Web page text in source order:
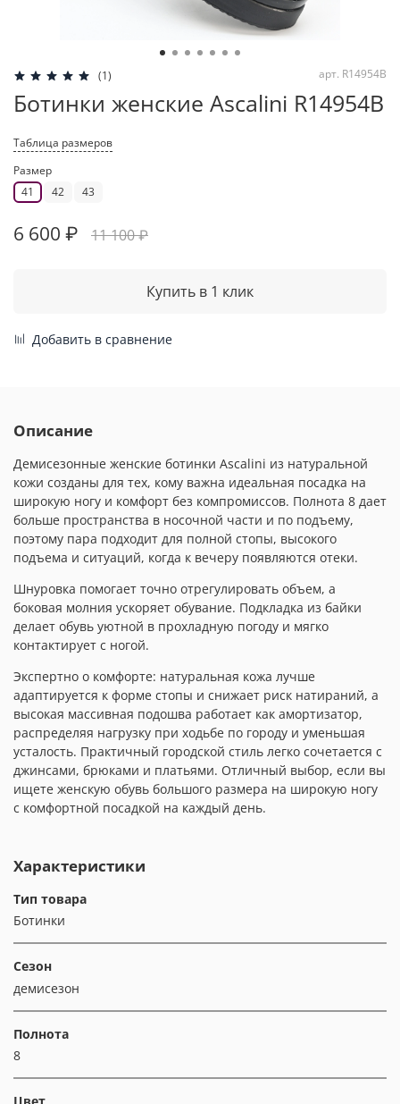
(1) арт. R14954B
Ботинки женские Ascalini R14954B
Таблица размеров
Размер
41
42 43
6 600 ₽ 11 100 ₽
Купить в 1 клик
Добавить в сравнение
Описание
Демисезонные женские ботинки Ascalini из натуральной
кожи созданы для тех, кому важна идеальная посадка на
широкую ногу и комфорт без компромиссов. Полнота 8 дает
больше пространства в носочной части и по подъему,
поэтому пара подходит для полной стопы, высокого
подъема и ситуаций, когда к вечеру появляются отеки.
Шнуровка помогает точно отрегулировать объем, а
боковая молния ускоряет обувание. Подкладка из байки
делает обувь уютной в прохладную погоду и мягко
контактирует с ногой.
Экспертно о комфорте: натуральная кожа лучше
адаптируется к форме стопы и снижает риск натираний, а
высокая массивная подошва работает как амортизатор,
распределяя нагрузку при ходьбе по городу и уменьшая
усталость. Практичный городской стиль легко сочетается с
джинсами, брюками и платьями. Отличный выбор, если вы
ищете женскую обувь большого размера на широкую ногу
с комфортной посадкой на каждый день.
Характеристики
Тип товара
Ботинки
Сезон
демисезон
Полнота
8